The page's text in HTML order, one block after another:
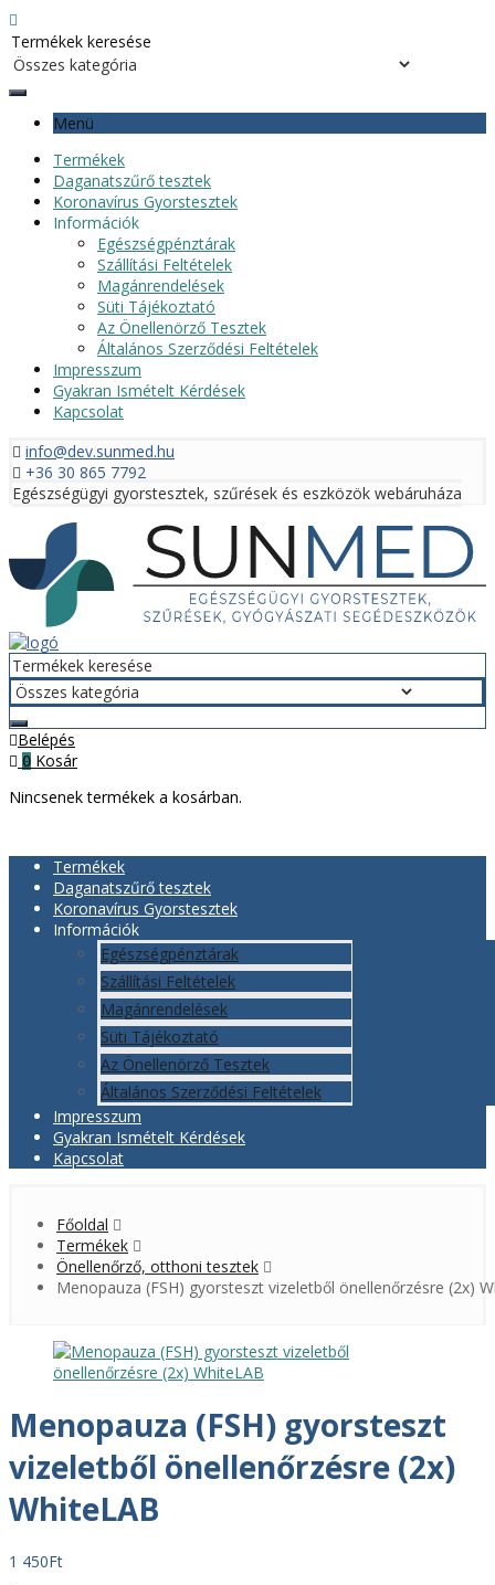
Menü
Termékek
Daganatszűrő tesztek
Koronavírus Gyorstesztek
Információk
Egészségpénztárak
Szállítási Feltételek
Magánrendelések
Süti Tájékoztató
Az Önellenörző Tesztek
Általános Szerződési Feltételek
Impresszum
Gyakran Ismételt Kérdések
Kapcsolat
info@dev.sunmed.hu
+36 30 865 7792
Egészségügyi gyorstesztek, szűrések és eszközök webáruháza
Menü
Belépés
0 Kosár
Nincsenek termékek a kosárban.
Termékek
Daganatszűrő tesztek
Koronavírus Gyorstesztek
Információk
Egészségpénztárak
Szállítási Feltételek
Magánrendelések
Süti Tájékoztató
Az Önellenörző Tesztek
Általános Szerződési Feltételek
Impresszum
Gyakran Ismételt Kérdések
Kapcsolat
Főoldal
Termékek
Önellenőrző, otthoni tesztek
Menopauza (FSH) gyorsteszt vizeletből önellenőrzésre (2x)
Menopauza (FSH) gyorsteszt
vizeletből önellenőrzésre (2x)
WhiteLAB
1 450Ft